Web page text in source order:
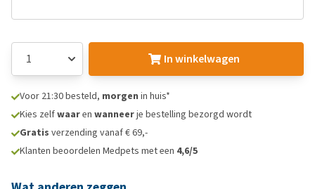
In winkelwagen
Voor 21:30 besteld, morgen in huis*
Kies zelfwaaren wanneerje bestelling bezorgd wordt
Gratis verzending vanaf € 69,-
Klanten beoordelen Medpets met een 4,6/5